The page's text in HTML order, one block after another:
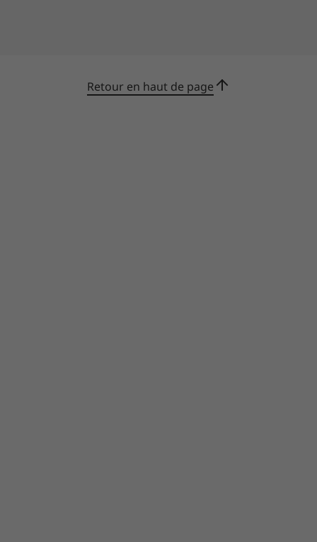
Interlocuteur unique pour l’expertise
matérielle et logicielle
Retour en haut de page